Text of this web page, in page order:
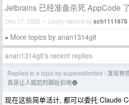
Jetbrains 已经准备杀死 AppCode 了
Dec 17, 2022 • Lastly replied bysch1111878
» More topics by anan1314git
anan1314git's recent replies
Replied to a topic by superedlimited › 发现有
真是让人尴尬的脚趾扣地🌚
现在这些简单活计, 都可以委托 Claude